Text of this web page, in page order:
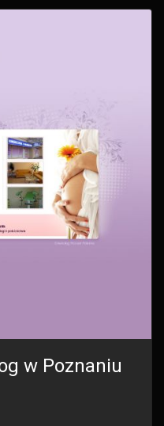
w Poznaniu